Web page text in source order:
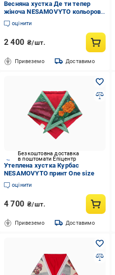
Весняна хустка Де ти тепер
жіноча NESAMOVYTO кольорова
One size
оцінити
2 400 ₴/шт.
Привеземо Доставимо
Безкоштовна доставка
в поштомати Епіцентр
Утеплена хустка Курбас
NESAMOVYTO принт One size
оцінити
4 700 ₴/шт.
Привеземо Доставимо